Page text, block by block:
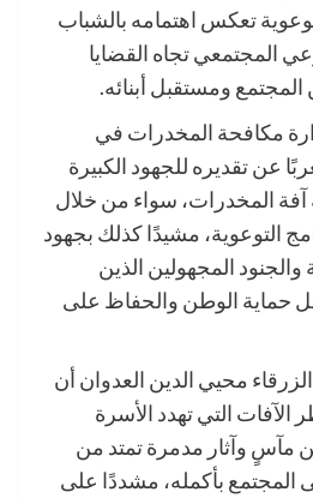
تعكس اهتمامه بالشباب
المجتمعي تجاه القضايا
ومستقبل أبنائه.
مكافحة المخدرات في
عن تقديره للجهود الكبيرة
آفة المخدرات، سواء من خلال
التوعوية، مشيدًا كذلك بجهود
والجنود المجهولين الذين
حماية الوطن والحفاظ على
محيي الدين العدوان أن
التي تهدد الأسرة
مآسٍ وآثار مدمرة تمتد من
المجتمع بأكمله، مشددًا على